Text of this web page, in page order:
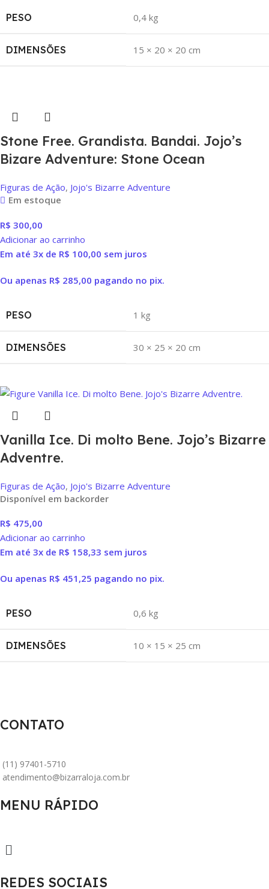
PESO 0,4 kg
DIMENSÕES 15 × 20 × 20 cm
Stone Free. Grandista. Bandai. Jojo’s
Bizare Adventure: Stone Ocean
Figuras de Ação, Jojo's Bizarre Adventure
Em estoque
R$ 300,00
Adicionar ao carrinho
Em até 3x de R$ 100,00 sem juros
Ou apenas R$ 285,00 pagando no pix.
PESO 1 kg
DIMENSÕES 30 × 25 × 20 cm
Vanilla Ice. Di molto Bene. Jojo’s Bizarre
Adventre.
Figuras de Ação, Jojo's Bizarre Adventure
Disponível em backorder
R$ 475,00
Adicionar ao carrinho
Em até 3x de R$ 158,33 sem juros
Ou apenas R$ 451,25 pagando no pix.
PESO 0,6 kg
DIMENSÕES 10 × 15 × 25 cm
CONTATO
(11) 97401-5710
atendimento@bizarraloja.com.br
MENU RÁPIDO
REDES SOCIAIS